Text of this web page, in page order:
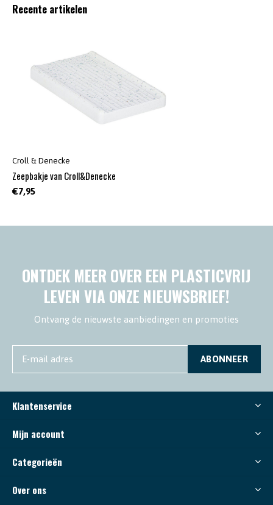
Recente artikelen
Croll & Denecke
Zeepbakje van Croll&Denecke
€7,95
ONTDEK MEER OVER EEN PLASTICVRIJ
LEVEN VIA ONZE NIEUWSBRIEF!
Ontvang de nieuwste aanbiedingen en promoties
ABONNEER
Klantenservice
Mijn account
Categorieën
Over ons